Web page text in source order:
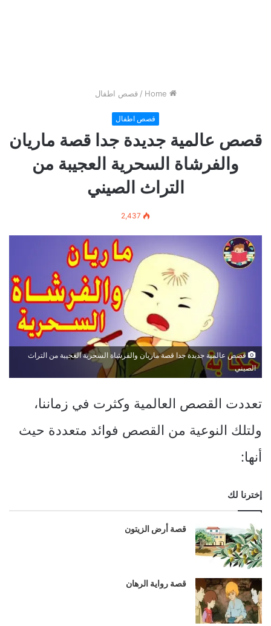
/ قصص اطفال
قصص اطفال
قصص عالمية جديدة جدا قصة ماريان
والفرشاة السحرية العجيبة من
التراث الصيني
2,437
قصص عالمية جديدة جدا قصة ماريان والفرشاة السحرية العجيبة من التراث
الصيني
تعددت القصص العالمية وكثرت في زماننا،
ولتلك النوعية من القصص فوائد متعددة حيث
أنها:
إخترنا لك
قصة أرض الزيتون
قصة رواية الرهان